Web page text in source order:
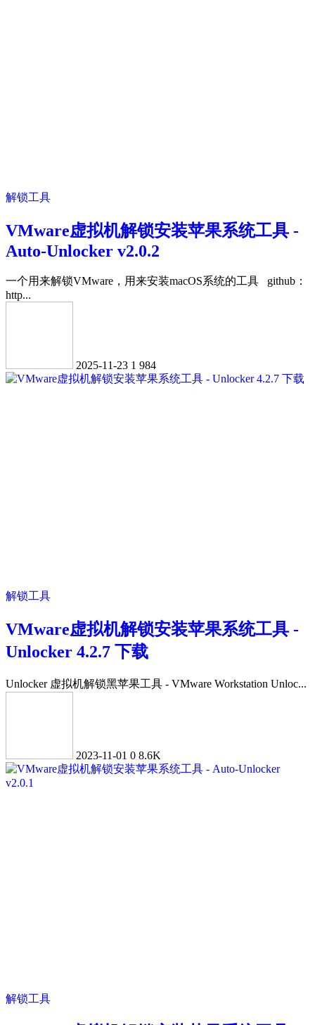
解锁工具
VMware虚拟机解锁安装苹果系统工具 -
Auto-Unlocker v2.0.2
一个用来解锁VMware，用来安装macOS系统的工具 github：
http...
2025-11-23 1 984
解锁工具
VMware虚拟机解锁安装苹果系统工具 -
Unlocker 4.2.7 下载
Unlocker 虚拟机解锁黑苹果工具 - VMware Workstation Unloc...
2023-11-01 0 8.6K
解锁工具